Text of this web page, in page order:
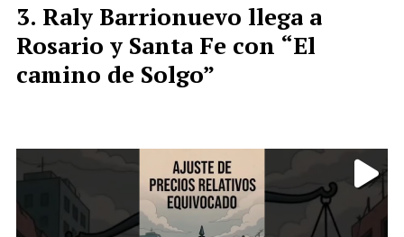
Raly Barrionuevo llega a
Rosario y Santa Fe con “El
camino de Solgo”